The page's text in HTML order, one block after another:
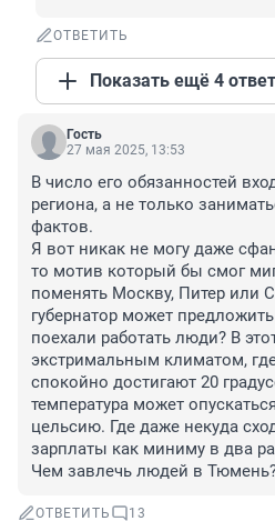
ОТВЕТИТЬ
Показать ещё 4
Гость
27 мая 2025, 13:53
В число его обязанностей
региона, а не только
фактов.
Я вот никак не могу даже
то мотив который бы смог
поменять Москву, Питер или
губернатор может
поехали работать люди? В
экстримальным климатом,
спокойно достигают 20
температура может
цельсию. Где даже некуда
зарплаты как миниму в два
Чем завлечь людей в
ОТВЕТИТЬ 13